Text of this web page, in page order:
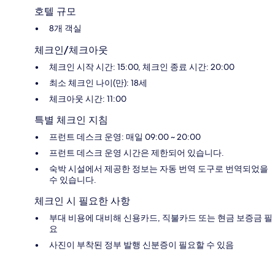
호텔 규모
8개 객실
체크인/체크아웃
체크인 시작 시간: 15:00, 체크인 종료 시간: 20:00
최소 체크인 나이(만): 18세
체크아웃 시간: 11:00
특별 체크인 지침
프런트 데스크 운영: 매일 09:00 ~ 20:00
프런트 데스크 운영 시간은 제한되어 있습니다.
숙박 시설에서 제공한 정보는 자동 번역 도구로 번역되었을
수 있습니다.
체크인 시 필요한 사항
부대 비용에 대비해 신용카드, 직불카드 또는 현금 보증금 필
요
사진이 부착된 정부 발행 신분증이 필요할 수 있음